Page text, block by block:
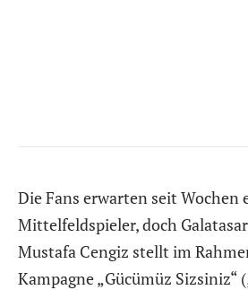
Die Fans erwarten seit Wochen
Mittelfeldspieler, doch
Mustafa Cengiz stellt im
Kampagne „Gücümüz Sizsiniz“